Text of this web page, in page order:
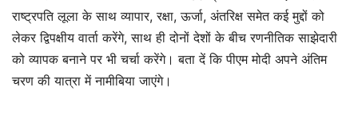
राष्ट्रपति लूला के साथ व्यापार, रक्षा, ऊर्जा, अंतरिक्ष समेत कई मुद्दों को
लेकर द्विपक्षीय वार्ता करेंगे, साथ ही दोनों देशों के बीच रणनीतिक साझेदारी
को व्यापक बनाने पर भी चर्चा करेंगे। बता दें कि पीएम मोदी अपने अंतिम
चरण की यात्रा में नामीबिया जाएंगे।